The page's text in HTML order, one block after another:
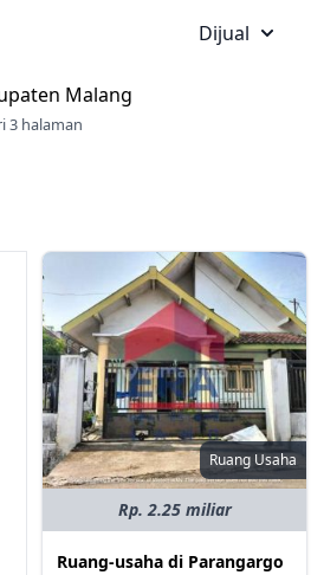
Dijual
Malang
3 halaman
Ruang Usaha
Rp. 2.25 miliar
Ruang-usaha di Parangargo